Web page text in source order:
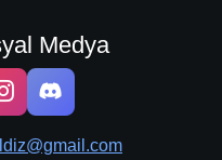
Medya